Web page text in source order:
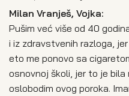
Milan Vranješ, Vojka:
Pušim već više od 40
i iz zdravstvenih razloga,
eto me ponovo sa
osnovnoj školi, jer to je bila
oslobodim ovog poroka.